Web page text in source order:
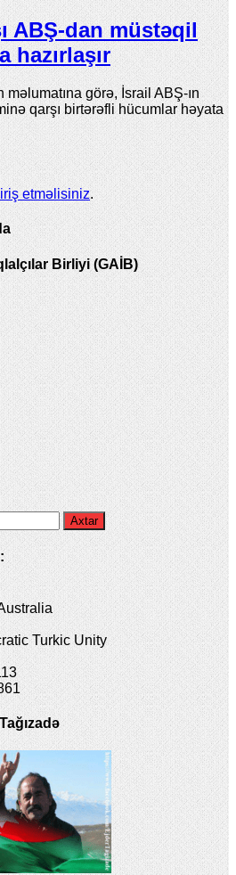
ABŞ-dan müstəqil
hazırlaşır
məlumatına görə, İsrail ABŞ-ın
qarşı birtərəfli hücumlar həyata
etməlisiniz.
Birliyi (GAİB)
Turkic Unity